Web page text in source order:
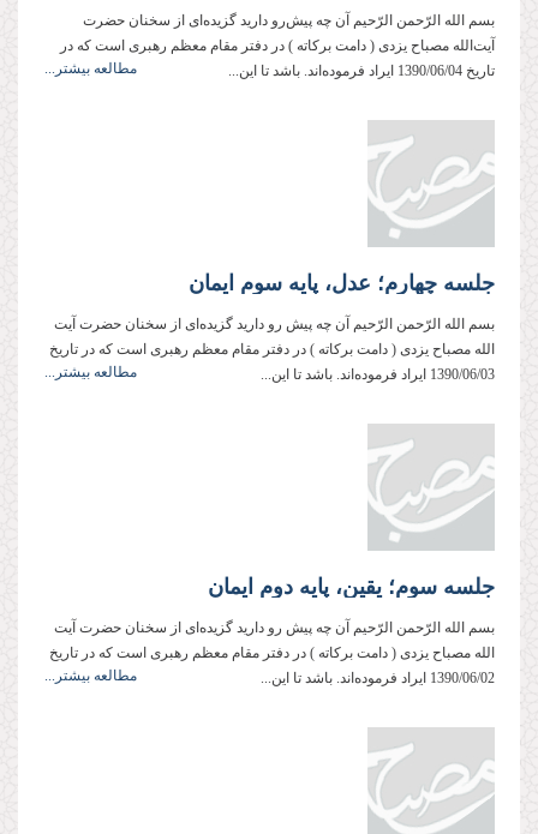
بسم‌ الله‌ الرّحمن‌ الرّحیم آن چه پیش‌رو دارید گزیده‌ای از سخنان حضرت
آیت‌الله مصباح ‌یزدی ( دامت ‌بركاته ) در دفتر مقام معظم رهبری است كه در
تاریخ 1390/06/04 ایراد فرموده‌اند. باشد تا این...
مطالعه بیشتر...
جلسه چهارم؛ عدل، پایه سوم ایمان
بسم‌ الله‌ الرّحمن‌ الرّحیم آن چه پیش ‌رو دارید گزیده‌ای از سخنان حضرت آیت
‌الله مصباح ‌یزدی ( دامت ‌بركاته ) در دفتر مقام معظم رهبری است كه در تاریخ
1390/06/03 ایراد فرموده‌اند. باشد تا این...
مطالعه بیشتر...
جلسه سوم؛ یقین، پایه دوم ایمان
بسم‌ الله‌ الرّحمن‌ الرّحیم آن چه پیش ‌رو دارید گزیده‌ای از سخنان حضرت آیت
‌الله مصباح ‌یزدی ( دامت ‌بركاته ) در دفتر مقام معظم رهبری است كه در تاریخ
1390/06/02 ایراد فرموده‌اند. باشد تا این...
مطالعه بیشتر...